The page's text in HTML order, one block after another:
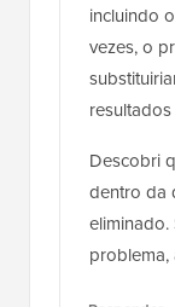
incluindo
vezes, o
Descobri
dentro da
eliminado.
problema,